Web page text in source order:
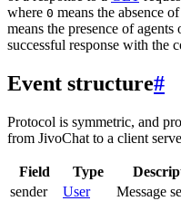
where 0 means the absence
means the presence of
successful response with the
Event structure#
Protocol is symmetric, and
from JivoChat to a client
Field Type
sender
User
Message